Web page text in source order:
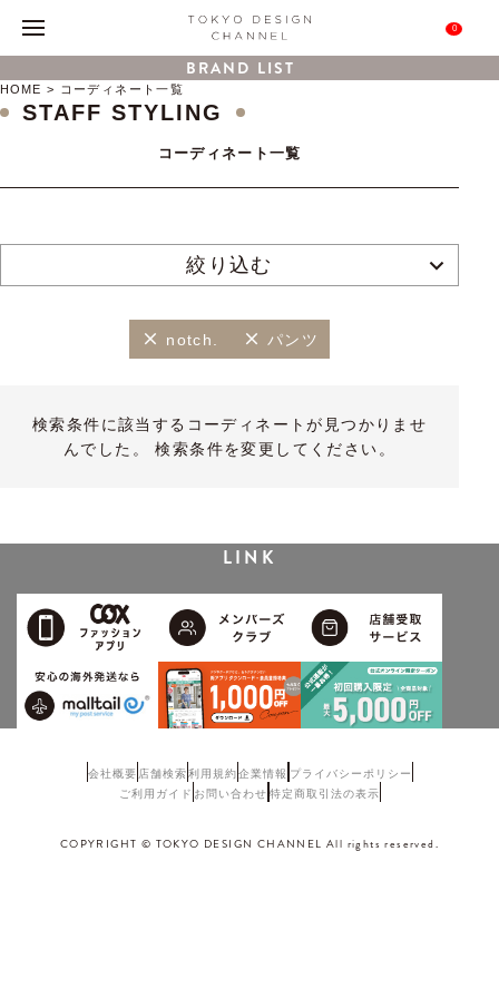
0
BRAND LIST
HOME コーディネート一覧
STAFF STYLING
コーディネート一覧
絞り込む
notch. パンツ
検索条件に該当するコーディネートが見つかりませ
んでした。 検索条件を変更してください。
LINK
会社概要 店舗検索利用規約企業情報 プライバシーポリシー
ご利用ガイド お問い合わせ 特定商取引法の表示
COPYRIGHT © TOKYO DESIGN CHANNEL All rights reserved.